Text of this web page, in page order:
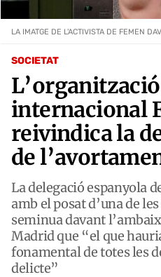
SOCIETAT
internacional
reivindica la
de
La delegació espanyola
amb el posat d’una de
seminua davant
Madrid que “el que
fonamental de totes les
delicte”
LA IMATGE DE L'ACTIVISTA DE FEMEN